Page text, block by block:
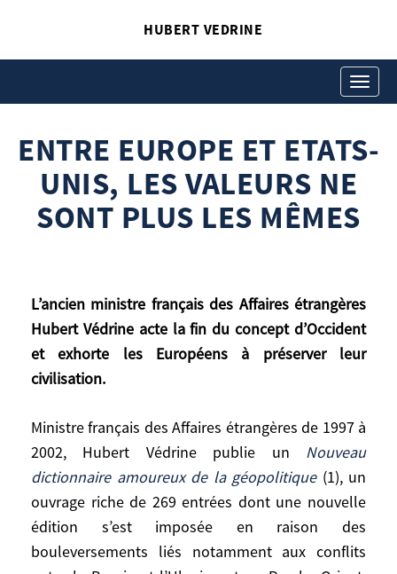
HUBERT VEDRINE
Toggle
ENTRE EUROPE ET ETATS-
UNIS, LES VALEURS NE
SONT PLUS LES MÊMES
L’ancien ministre français des Affaires étrangères
Hubert Védrine acte la fin du concept d’Occident
et exhorte les Européens à préserver leur
civilisation.
Ministre français des Affaires étrangères de 1997 à
2002, Hubert Védrine publie un Nouveau
dictionnaire amoureux de la géopolitique(1), un
ouvrage riche de 269 entrées dont une nouvelle
édition s’est imposée en raison des
bouleversements liés notamment aux conflits
ENTRE EUROPE ET
LES MÊMES
Hubert Vedrine
L’ancien ministre français des Affaires
étrangères Hubert Védrine acte la fin du
Ministre français des Affaires étrangères de
1997 à 2002, Hubert Védrine publie
unNouveau dictionnaire amoureux de la
géopolitique
(1), un ouvrage riche de 269
entrées dont une nouvelle édition s’est